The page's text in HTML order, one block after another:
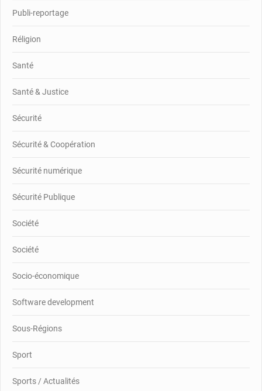
Publi-reportage
Réligion
Santé
Santé & Justice
Sécurité
Sécurité & Coopération
Sécurité numérique
Sécurité Publique
Société
Société
Socio-économique
Software development
Sous-Régions
Sport
Sports / Actualités